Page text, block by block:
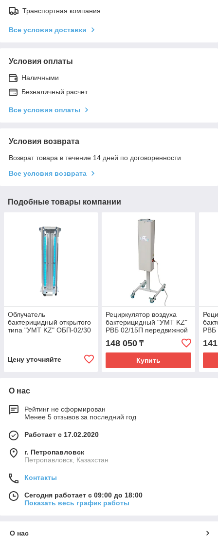
Транспортная компания
Все условия доставки
Условия оплаты
Наличными
Безналичный расчет
Все условия оплаты
Условия возврата
Возврат товара в течение 14 дней по договоренности
Все условия возврата
Подобные товары компании
Облучатель
бактерицидный открытого
типа "УМТ KZ" ОБП-02/30
Цену уточняйте
Рециркулятор воздуха
бактерицидный "УМТ KZ"
РВБ 02/15П передвижной
148 050₸
Купить
РВБ
О нас
Рейтинг не сформирован
Менее 5 отзывов за последний год
Работает с 17.02.2020
г. Петропавловск
Петропавловск, Казахстан
Контакты
Сегодня работает с 09:00 до 18:00
Показать весь график работы
О нас